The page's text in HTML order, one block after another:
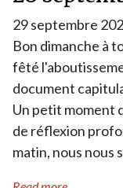
29 septembre
Bon dimanche à
fêté
document
Un petit moment
de réflexion
matin, nous nous